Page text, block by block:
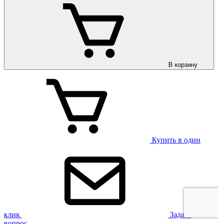
В корзину
Купить в один
клик
Задать